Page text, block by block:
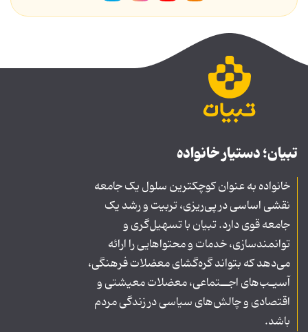
تبیان؛ دستیار خانواده
خانواده به عنوان کوچکترین سلول یک جامعه
نقشی اساسی در پی‌ریزی، تربیت و رشد یک
جامعه قوی دارد. تبیان با تسهیل‌گری و
توانمندسازی، خدمات و محتواهایی را ارائه
می‌دهد که بتواند گره‌گشای معضلات فرهنگی،
آسیـب‌های اجــتماعی، معضلات معیشتی و
اقتصادی و چالش‌های سیاسی در زندگی مردم
باشد.